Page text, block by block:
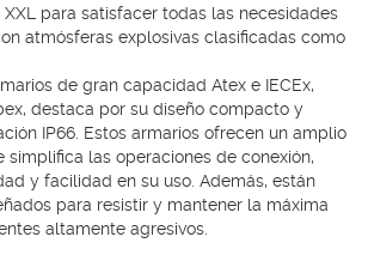
para satisfacer todas las necesidades
atmósferas explosivas clasificadas como
de gran capacidad Atex e IECEx,
destaca por su diseño compacto y
IP66. Estos armarios ofrecen un amplio
simplifica las operaciones de conexión,
y facilidad en su uso. Además, están
para resistir y mantener la máxima
altamente agresivos.